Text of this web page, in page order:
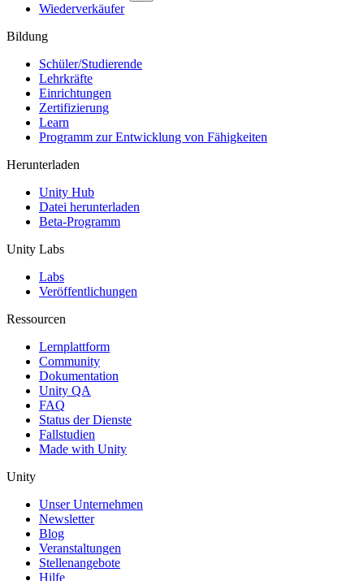
Wiederverkäufer
Bildung
Schüler/Studierende
Lehrkräfte
Einrichtungen
Zertifizierung
Learn
Programm zur Entwicklung von Fähigkeiten
Herunterladen
Unity Hub
Datei herunterladen
Beta-Programm
Unity Labs
Labs
Veröffentlichungen
Ressourcen
Lernplattform
Community
Dokumentation
Unity QA
FAQ
Status der Dienste
Fallstudien
Made with Unity
Unity
Unser Unternehmen
Newsletter
Blog
Veranstaltungen
Stellenangebote
Hilfe